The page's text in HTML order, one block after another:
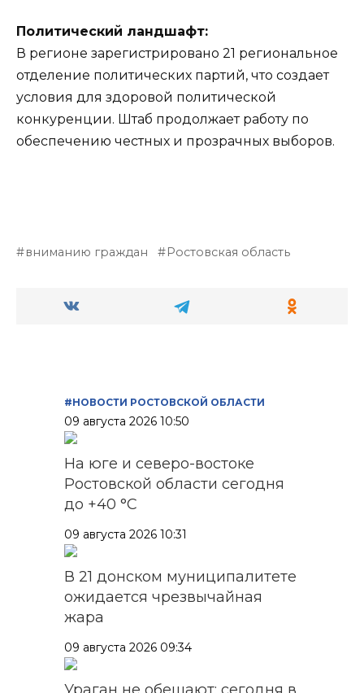
Политический ландшафт:
В регионе зарегистрировано 21 региональное
отделение политических партий, что создает
условия для здоровой политической
конкуренции. Штаб продолжает работу по
обеспечению честных и прозрачных выборов.
вниманию граждан Ростовская область
#НОВОСТИ РОСТОВСКОЙ ОБЛАСТИ
09 августа 2026 10:50
На юге и северо-востоке
Ростовской области сегодня
до +40 °C
09 августа 2026 10:31
В 21 донском муниципалитете
ожидается чрезвычайная
жара
09 августа 2026 09:34